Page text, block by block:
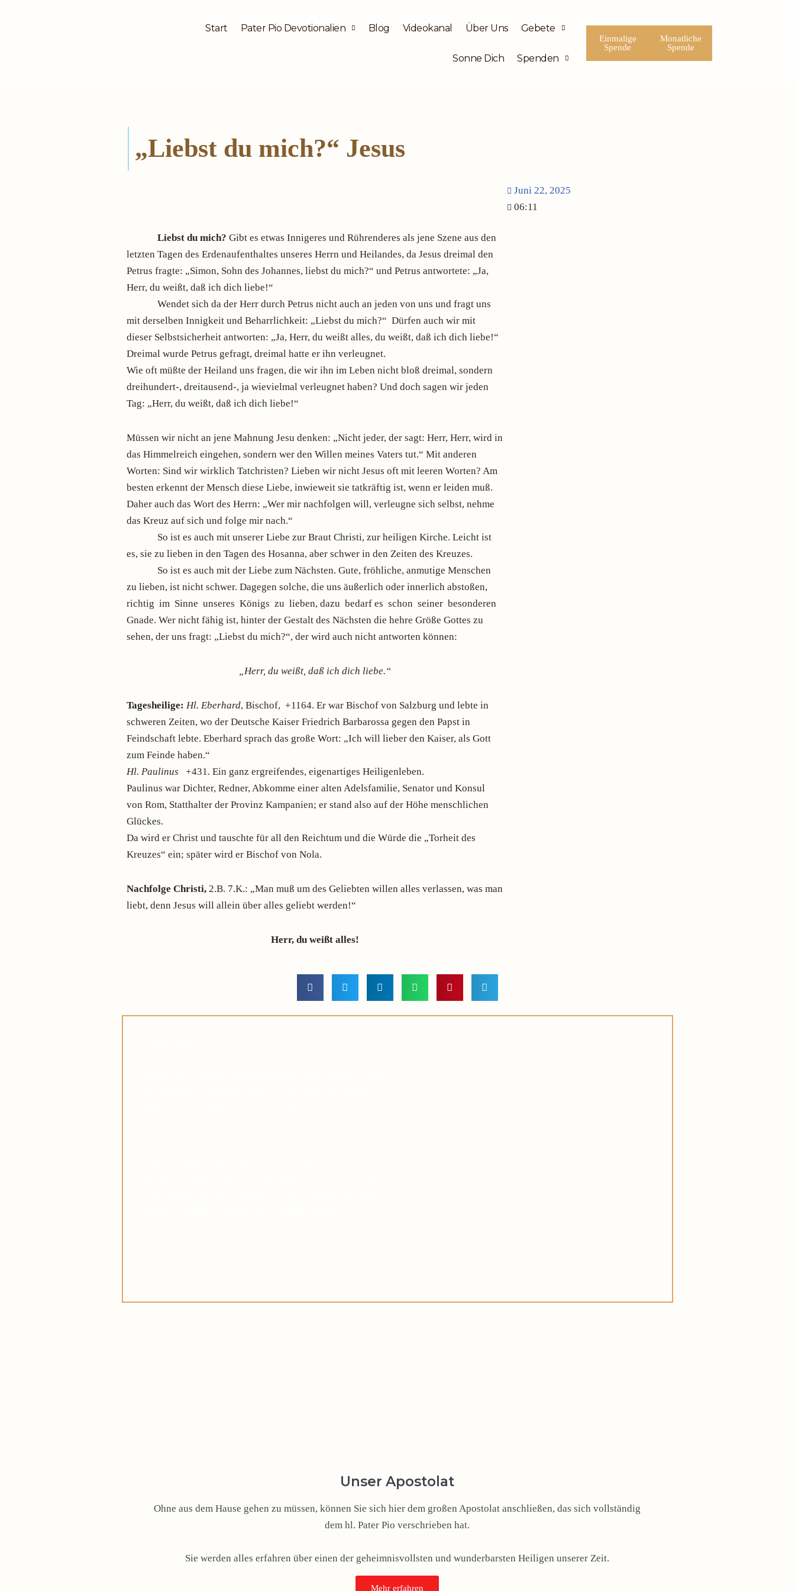
Start Pater Pio Devotionalien Blog Videokanal Über Uns Gebete
Sonne Dich Spenden
Einmalige
Spende
Monatliche
Spende
„Liebst du mich?“ Jesus
Juni 22, 2025
06:11
Liebst du mich? Gibt es etwas Innigeres und Rührenderes als jene Szene aus den
letzten Tagen des Erdenaufenthaltes unseres Herrn und Heilandes, da Jesus dreimal den
Petrus fragte: „Simon, Sohn des Johannes, liebst du mich?“ und Petrus antwortete: „Ja,
Herr, du weißt, daß ich dich liebe!“
Wendet sich da der Herr durch Petrus nicht auch an jeden von uns und fragt uns
mit derselben Innigkeit und Beharrlichkeit: „Liebst du mich?“ Dürfen auch wir mit
dieser Selbstsicherheit antworten: „Ja, Herr, du weißt alles, du weißt, daß ich dich liebe!“
Dreimal wurde Petrus gefragt, dreimal hatte er ihn verleugnet.
Wie oft müßte der Heiland uns fragen, die wir ihn im Leben nicht bloß dreimal, sondern
dreihundert-, dreitausend-, ja wievielmal verleugnet haben? Und doch sagen wir jeden
Tag: „Herr, du weißt, daß ich dich liebe!“
Müssen wir nicht an jene Mahnung Jesu denken: „Nicht jeder, der sagt: Herr, Herr, wird in
das Himmelreich eingehen, sondern wer den Willen meines Vaters tut.“ Mit anderen
Worten: Sind wir wirklich Tatchristen? Lieben wir nicht Jesus oft mit leeren Worten? Am
besten erkennt der Mensch diese Liebe, inwieweit sie tatkräftig ist, wenn er leiden muß.
Daher auch das Wort des Herrn: „Wer mir nachfolgen will, verleugne sich selbst, nehme
das Kreuz auf sich und folge mir nach.“
So ist es auch mit unserer Liebe zur Braut Christi, zur heiligen Kirche. Leicht ist
es, sie zu lieben in den Tagen des Hosanna, aber schwer in den Zeiten des Kreuzes.
So ist es auch mit der Liebe zum Nächsten. Gute, fröhliche, anmutige Menschen
zu lieben, ist nicht schwer. Dagegen solche, die uns äußerlich oder innerlich abstoßen,
richtig im Sinne unseres Königs zu lieben, dazu bedarf es schon seiner besonderen
Gnade. Wer nicht fähig ist, hinter der Gestalt des Nächsten die hehre Größe Gottes zu
sehen, der uns fragt: „Liebst du mich?“, der wird auch nicht antworten können:
„Herr, du weißt, daß ich dich liebe.“
Tagesheilige: Hl. Eberhard, Bischof, +1164. Er war Bischof von Salzburg und lebte in
schweren Zeiten, wo der Deutsche Kaiser Friedrich Barbarossa gegen den Papst in
Feindschaft lebte. Eberhard sprach das große Wort: „Ich will lieber den Kaiser, als Gott
zum Feinde haben.“
Hl. Paulinus +431. Ein ganz ergreifendes, eigenartiges Heiligenleben.
Paulinus war Dichter, Redner, Abkomme einer alten Adelsfamilie, Senator und Konsul
von Rom, Statthalter der Provinz Kampanien; er stand also auf der Höhe menschlichen
Glückes.
Da wird er Christ und tauschte für all den Reichtum und die Würde die „Torheit des
Kreuzes“ ein; später wird er Bischof von Nola.
Nachfolge Christi, 2.B. 7.K.: „Man muß um des Geliebten willen alles verlassen, was man
liebt, denn Jesus will allein über alles geliebt werden!“
Herr, du weißt alles!
Unser Apostolat
Ohne aus dem Hause gehen zu müssen, können Sie sich hier dem großen Apostolat anschließen, das sich vollständig
dem hl. Pater Pio verschrieben hat.
Sie werden alles erfahren über einen der geheimnisvollsten und wunderbarsten Heiligen unserer Zeit.
Mehr erfahren